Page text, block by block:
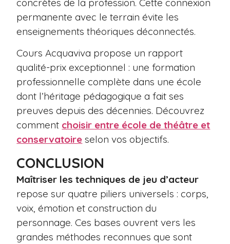
concrètes de la profession. Cette connexion
permanente avec le terrain évite les
enseignements théoriques déconnectés.
Cours Acquaviva propose un rapport
qualité-prix exceptionnel : une formation
professionnelle complète dans une école
dont l’héritage pédagogique a fait ses
preuves depuis des décennies. Découvrez
comment choisir entre école de théâtre et
conservatoire selon vos objectifs.
CONCLUSION
Maîtriser les techniques de jeu d’acteur
repose sur quatre piliers universels : corps,
voix, émotion et construction du
personnage. Ces bases ouvrent vers les
grandes méthodes reconnues que sont